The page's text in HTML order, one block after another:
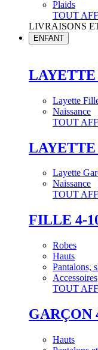
Plaids
TOUT
LIVRAISONS
ENFANT
Layette
Naissance
TOUT
Layette
Naissance
TOUT
FILLE 4-
Robes
Hauts
Pantalons,
Accessoires
TOUT
GARÇON
Hauts